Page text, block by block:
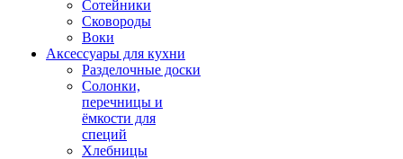
Сотейники
Сковороды
Воки
Аксессуары для кухни
Разделочные доски
Солонки,
перечницы и
ёмкости для
специй
Хлебницы